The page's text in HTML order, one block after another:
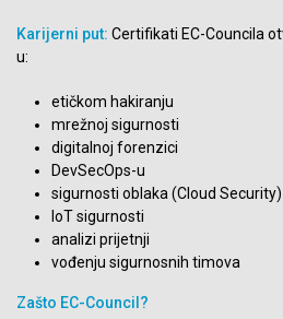
Karijerni put: Certifikati EC-Councila
u:
etičkom hakiranju
mrežnoj sigurnosti
digitalnoj forenzici
DevSecOps-u
sigurnosti oblaka (Cloud Security)
IoT sigurnosti
analizi prijetnji
vođenju sigurnosnih timova
Zašto EC-Council?